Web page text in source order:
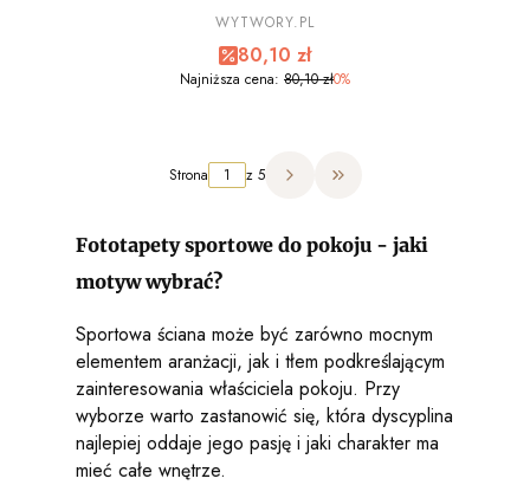
EXTREME sport, bmx
wz10 - NA WYMIAR
PRODUCENT
WYTWORY.PL
Cena promocyjna
80,10 zł
Najniższa cena: 80,10 zł0%
Strona z 5 Przejdź do ostatniej strony
Fototapety sportowe do pokoju - jaki
motyw wybrać?
Sportowa ściana może być zarówno mocnym
elementem aranżacji, jak i tłem podkreślającym
zainteresowania właściciela pokoju. Przy
wyborze warto zastanowić się, która dyscyplina
najlepiej oddaje jego pasję i jaki charakter ma
mieć całe wnętrze.